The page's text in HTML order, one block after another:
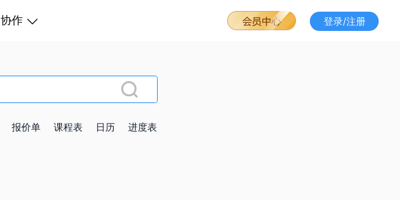
协作 登录/注册
报价单 课程表 日历 进度表